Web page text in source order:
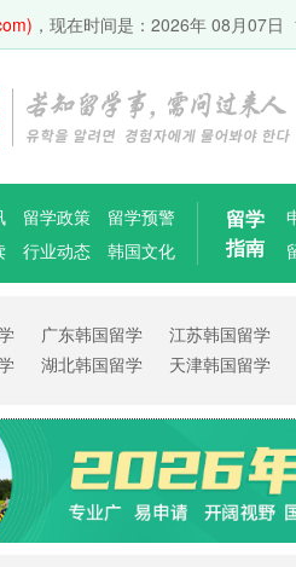
，现在时间是： 2026年 08月07日
留学政策
留学预警
行业动态 韩国文化
留学
指南
广东韩国留学
江苏韩国留学
湖北韩国留学 天津韩国留学